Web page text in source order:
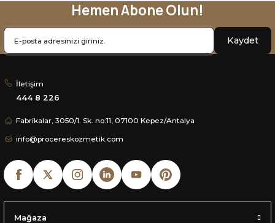
Sitemize ilk yorumu siz yapın!
Deneyimini Paylaş
Hemen Abone Olun!
Kaydet
İletişim
444 8 226
Fabrikalar, 3050/1. Sk. no:11, 07100 Kepez/Antalya
info@procereskozmetik.com
Mağaza